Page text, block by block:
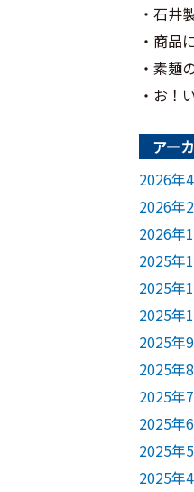
石井
商品
素麺
お！
アー
2026年
2026年
2026年
2025年
2025年
2025年
2025年
2025年
2025年
2025年
2025年
2025年